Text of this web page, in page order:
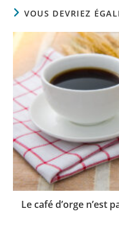
VOUS DEVRIEZ
Le café d’orge n’est